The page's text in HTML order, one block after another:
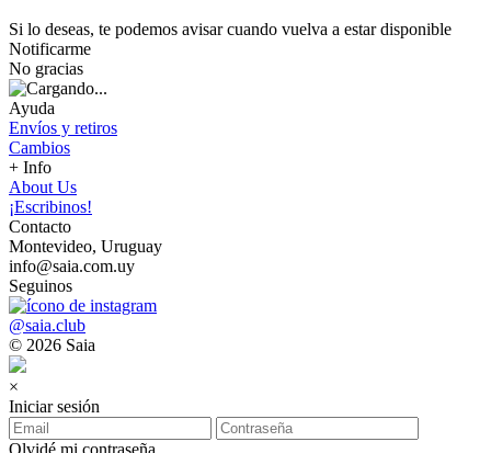
Si lo deseas, te podemos avisar cuando vuelva a estar disponible
Notificarme
No gracias
Ayuda
Envíos y retiros
Cambios
+ Info
About Us
¡Escribinos!
Contacto
Montevideo, Uruguay
info@saia.com.uy
Seguinos
@saia.club
© 2026 Saia
×
Iniciar sesión
Olvidé mi contraseña